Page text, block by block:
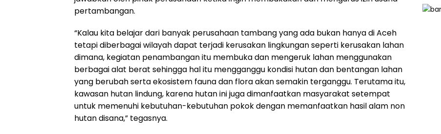
pertambangan.
“Kalau kita belajar dari banyak perusahaan tambang yang ada bukan hanya di Aceh
tetapi diberbagai wilayah dapat terjadi kerusakan lingkungan seperti kerusakan lahan
dimana, kegiatan penambangan itu membuka dan mengeruk lahan menggunakan
berbagai alat berat sehingga hal itu mengganggu kondisi hutan dan bentangan lahan
yang berubah serta ekosistem fauna dan flora akan semakin terganggu. Terutama itu,
kawasan hutan lindung, karena hutan ini juga dimanfaatkan masyarakat setempat
untuk memenuhi kebutuhan-kebutuhan pokok dengan memanfaatkan hasil alam non
hutan disana,” tegasnya.